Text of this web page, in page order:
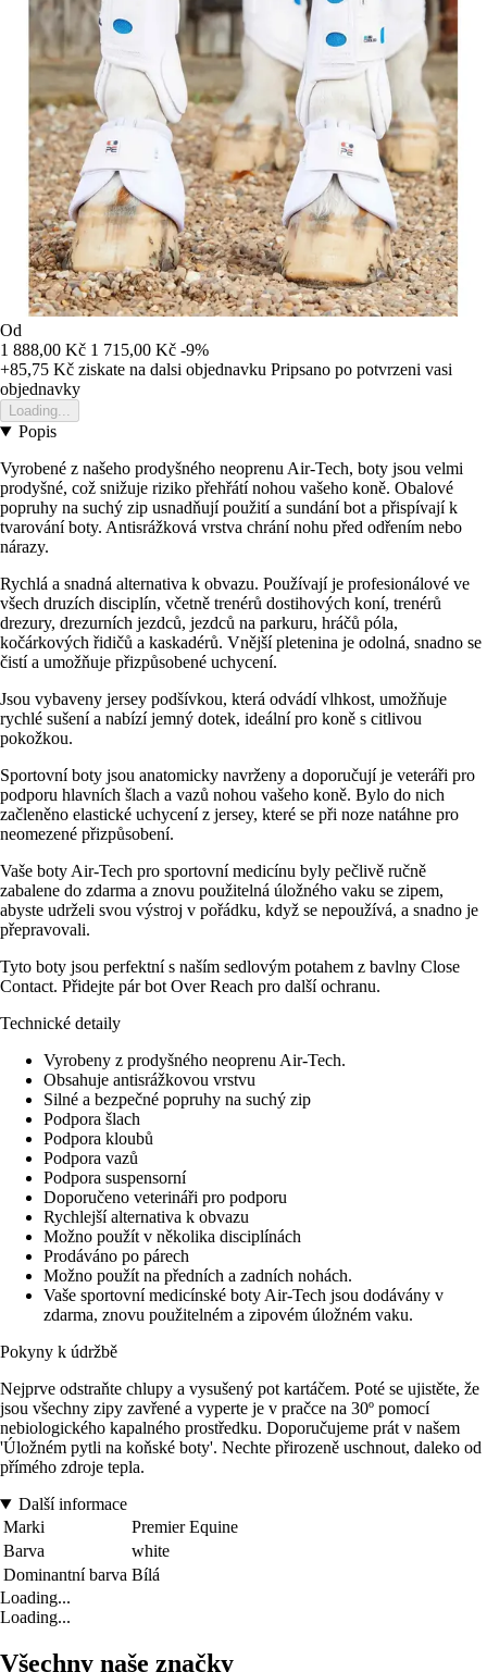
Od
1 888,00 Kč 1 715,00 Kč -9%
+85,75 Kč ziskate na dalsi objednavku Pripsano po potvrzeni vasi
objednavky
Loading...
Popis
Vyrobené z našeho prodyšného neoprenu Air-Tech, boty jsou velmi
prodyšné, což snižuje riziko přehřátí nohou vašeho koně. Obalové
popruhy na suchý zip usnadňují použití a sundání bot a přispívají k
tvarování boty. Antisrážková vrstva chrání nohu před odřením nebo
nárazy.
Rychlá a snadná alternativa k obvazu. Používají je profesionálové ve
všech druzích disciplín, včetně trenérů dostihových koní, trenérů
drezury, drezurních jezdců, jezdců na parkuru, hráčů póla,
kočárkových řidičů a kaskadérů. Vnější pletenina je odolná, snadno se
čistí a umožňuje přizpůsobené uchycení.
Jsou vybaveny jersey podšívkou, která odvádí vlhkost, umožňuje
rychlé sušení a nabízí jemný dotek, ideální pro koně s citlivou
pokožkou.
Sportovní boty jsou anatomicky navrženy a doporučují je veteráři pro
podporu hlavních šlach a vazů nohou vašeho koně. Bylo do nich
začleněno elastické uchycení z jersey, které se při noze natáhne pro
neomezené přizpůsobení.
Vaše boty Air-Tech pro sportovní medicínu byly pečlivě ručně
zabalene do zdarma a znovu použitelná úložného vaku se zipem,
abyste udrželi svou výstroj v pořádku, když se nepoužívá, a snadno je
přepravovali.
Tyto boty jsou perfektní s naším sedlovým potahem z bavlny Close
Contact. Přidejte pár bot Over Reach pro další ochranu.
Technické detaily
Vyrobeny z prodyšného neoprenu Air-Tech.
Obsahuje antisrážkovou vrstvu
Silné a bezpečné popruhy na suchý zip
Podpora šlach
Podpora kloubů
Podpora vazů
Podpora suspensorní
Doporučeno veterináři pro podporu
Rychlejší alternativa k obvazu
Možno použít v několika disciplínách
Prodáváno po párech
Možno použít na předních a zadních nohách.
Vaše sportovní medicínské boty Air-Tech jsou dodávány v
zdarma, znovu použitelném a zipovém úložném vaku.
Pokyny k údržbě
Nejprve odstraňte chlupy a vysušený pot kartáčem. Poté se ujistěte, že
jsou všechny zipy zavřené a vyperte je v pračce na 30º pomocí
nebiologického kapalného prostředku. Doporučujeme prát v našem
'Úložném pytli na koňské boty'. Nechte přirozeně uschnout, daleko od
přímého zdroje tepla.
Další informace
Marki
Premier Equine
Barva
white
Dominantní barva Bílá
Loading...
Loading...
Všechny naše značky